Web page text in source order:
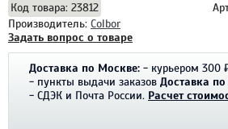
Код товара: 23812
Производитель: Colbor
Задать вопрос о товаре
Доставка по Москве: - курьером 300
- пункты выдачи заказов Доставка
- СДЭК и Почта России. Расчет